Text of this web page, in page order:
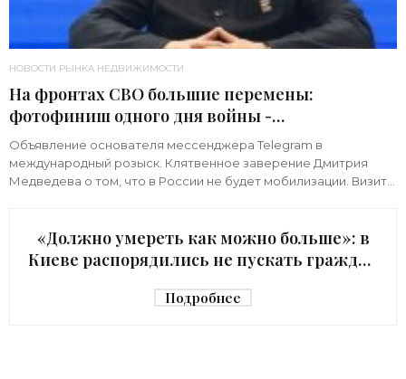
НОВОСТИ РЫНКА НЕДВИЖИМОСТИ
На фронтах СВО большие перемены:
фотофиниш одного дня войны -
«Недвижимость»
Объявление основателя мессенджера Telegram в
международный розыск. Клятвенное заверение Дмитрия
Медведева о том, что в России не будет мобилизации. Визит
«Должно умереть как можно больше»: в
Киеве распорядились не пускать граждан
Подробнее